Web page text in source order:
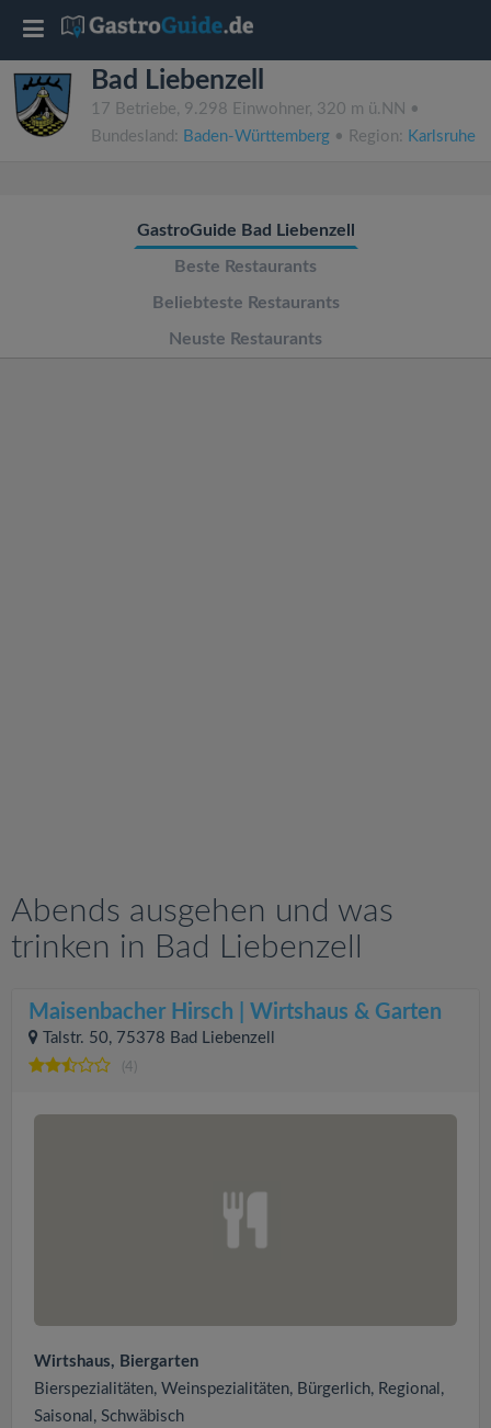
Bad Liebenzell
17 Betriebe, 9.298 Einwohner, 320 m ü.NN •
Bundesland: Baden-Württemberg • Region: Karlsruhe
GastroGuide Bad Liebenzell
Beste Restaurants
Beliebteste Restaurants
Neuste Restaurants
Abends ausgehen und was
trinken in Bad Liebenzell
Maisenbacher Hirsch | Wirtshaus & Garten
Talstr. 50, 75378 Bad Liebenzell
(4)
Wirtshaus, Biergarten
Bierspezialitäten, Weinspezialitäten, Bürgerlich, Regional,
Saisonal, Schwäbisch
T
o